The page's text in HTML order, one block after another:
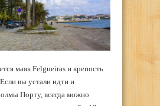
маяк Felgueiras и крепость
вы устали идти и
Порту, всегда можно